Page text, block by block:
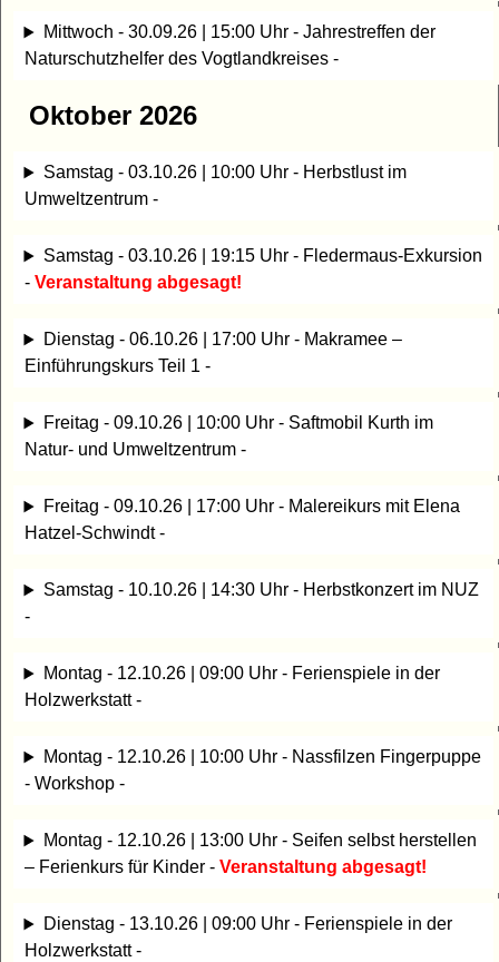
Mittwoch - 30.09.26 | 15:00 Uhr - Jahrestreffen der
Naturschutzhelfer des Vogtlandkreises -
Oktober 2026
Samstag - 03.10.26 | 10:00 Uhr - Herbstlust im
Umweltzentrum -
Samstag - 03.10.26 | 19:15 Uhr - Fledermaus-Exkursion
- Veranstaltung abgesagt!
Dienstag - 06.10.26 | 17:00 Uhr - Makramee –
Einführungskurs Teil 1 -
Freitag - 09.10.26 | 10:00 Uhr - Saftmobil Kurth im
Natur- und Umweltzentrum -
Freitag - 09.10.26 | 17:00 Uhr - Malereikurs mit Elena
Hatzel-Schwindt -
Samstag - 10.10.26 | 14:30 Uhr - Herbstkonzert im NUZ
-
Montag - 12.10.26 | 09:00 Uhr - Ferienspiele in der
Holzwerkstatt -
Montag - 12.10.26 | 10:00 Uhr - Nassfilzen Fingerpuppe
- Workshop -
Montag - 12.10.26 | 13:00 Uhr - Seifen selbst herstellen
– Ferienkurs für Kinder - Veranstaltung abgesagt!
Dienstag - 13.10.26 | 09:00 Uhr - Ferienspiele in der
Holzwerkstatt -